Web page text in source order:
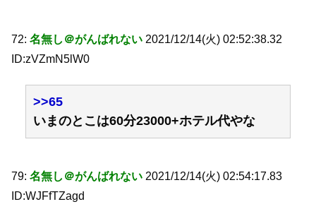
72: 名無し＠がんばれない 2021/12/14(火) 02:52:38.32
ID:zVZmN5lW0
>>65
いまのとこは60分23000+ホテル代やな
79: 名無し＠がんばれない 2021/12/14(火) 02:54:17.83
ID:WJFfTZagd